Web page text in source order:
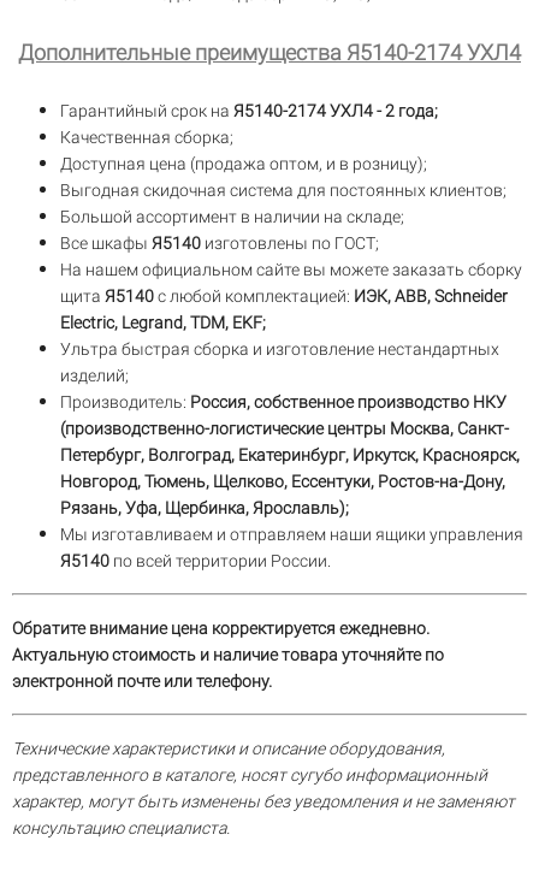
Дополнительные преимущества Я5140-2174 УХЛ4
Гарантийный срок на Я5140-2174 УХЛ4 - 2 года;
Качественная сборка;
Доступная цена (продажа оптом, и в розницу);
Выгодная скидочная система для постоянных клиентов;
Большой ассортимент в наличии на складе;
Все шкафы Я5140 изготовлены по ГОСТ;
На нашем официальном сайте вы можете заказать сборку
щита Я5140с любой комплектацией: ИЭК, ABB, Schneider
Electric, Legrand, TDM, EKF;
Ультра быстрая сборка и изготовление нестандартных
изделий;
Производитель: Россия, собственное производство НКУ
(производственно-логистические центры Москва, Санкт-
Петербург, Волгоград, Екатеринбург, Иркутск, Красноярск,
Новгород, Тюмень, Щелково, Ессентуки, Ростов-на-Дону,
Рязань, Уфа, Щербинка, Ярославль);
Мы изготавливаем и отправляем наши ящики управления
Я5140 по всей территории России.
Обратите внимание цена корректируется ежедневно.
Актуальную стоимость и наличие товара уточняйте по
электронной почте или телефону.
Технические характеристики и описание оборудования,
представленного в каталоге, носят сугубо информационный
характер, могут быть изменены без уведомления и не заменяют
консультацию специалиста.